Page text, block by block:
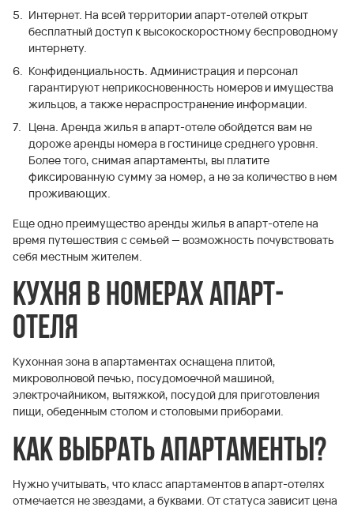
Интернет. На всей территории апарт-отелей открыт
бесплатный доступ к высокоскоростному беспроводному
интернету.
Конфиденциальность. Администрация и персонал
гарантируют неприкосновенность номеров и имущества
жильцов, а также нераспространение информации.
Цена. Аренда жилья в апарт-отеле обойдется вам не
дороже аренды номера в гостинице среднего уровня.
Более того, снимая апартаменты, вы платите
фиксированную сумму за номер, а не за количество в нем
проживающих.
Еще одно преимущество аренды жилья в апарт-отеле на
время путешествия с семьей — возможность почувствовать
себя местным жителем.
Кухня в номерах апарт-
отеля
Кухонная зона в апартаментах оснащена плитой,
микроволновой печью, посудомоечной машиной,
электрочайником, вытяжкой, посудой для приготовления
пищи, обеденным столом и столовыми приборами.
Как выбрать апартаменты?
Нужно учитывать, что класс апартаментов в апарт-отелях
отмечается не звездами, а буквами. От статуса зависит цена